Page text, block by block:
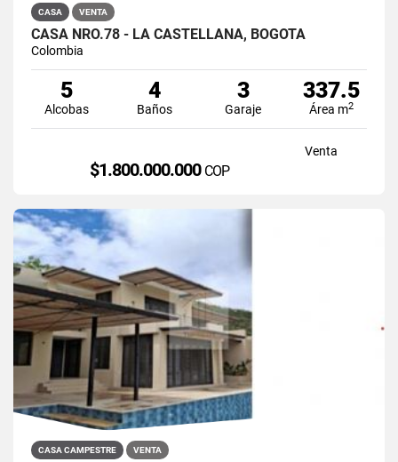
CASA VENTA
CASA NRO.78 - LA CASTELLANA, BOGOTÁ
Colombia
5
Alcobas
4
Baños
3
Garaje
337.5
Área m2
Venta
$1.800.000.000 COP
CASA CAMPESTRE VENTA